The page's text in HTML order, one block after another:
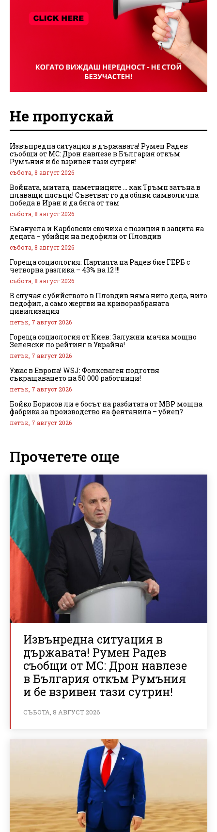
Не пропускай
Извънредна ситуация в държавата! Румен Радев
съобщи от МС: Дрон навлезе в България откъм
Румъния и бе взривен тази сутрин!
събота, 8 август 2026
Войната, митата, паметниците … как Тръмп затъна в
плаващи пясъци! Съветват го да обяви символична
победа в Иран и да бяга от там
събота, 8 август 2026
Емануела и Карбовски скочиха с позиция в защита на
децата – убийци на педофили от Пловдив
събота, 8 август 2026
Гореща социология: Партията на Радев бие ГЕРБ с
четворна разлика – 43% на 12 !!!
събота, 8 август 2026
В случая с убийството в Пловдив няма нито деца, нито
педофил, а само жертви на криворазбраната
цивилизация
петък, 7 август 2026
Гореща социология от Киев: Залужни мачка мощно
Зеленски по рейтинг в Украйна!
петък, 7 август 2026
Ужас в Европа! WSJ: Фолксваген подготвя
съкращаването на 50 000 работници!
петък, 7 август 2026
Бойко Борисов ли е босът на разбитата от МВР мощна
фабрика за производство на фентанила – убиец?
петък, 7 август 2026
Прочетете още
Извънредна ситуация в
държавата! Румен Радев
съобщи от МС: Дрон навлезе
в България откъм Румъния
и бе взривен тази сутрин!
СЪБОТА, 8 АВГУСТ 2026